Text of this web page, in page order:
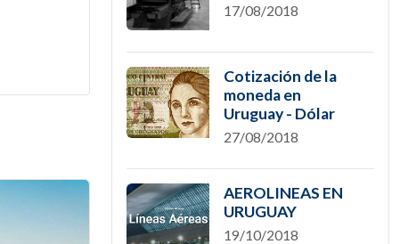
17/08/2018
Cotización de la
moneda en
Uruguay - Dólar
27/08/2018
AEROLINEAS EN
URUGUAY
19/10/2018